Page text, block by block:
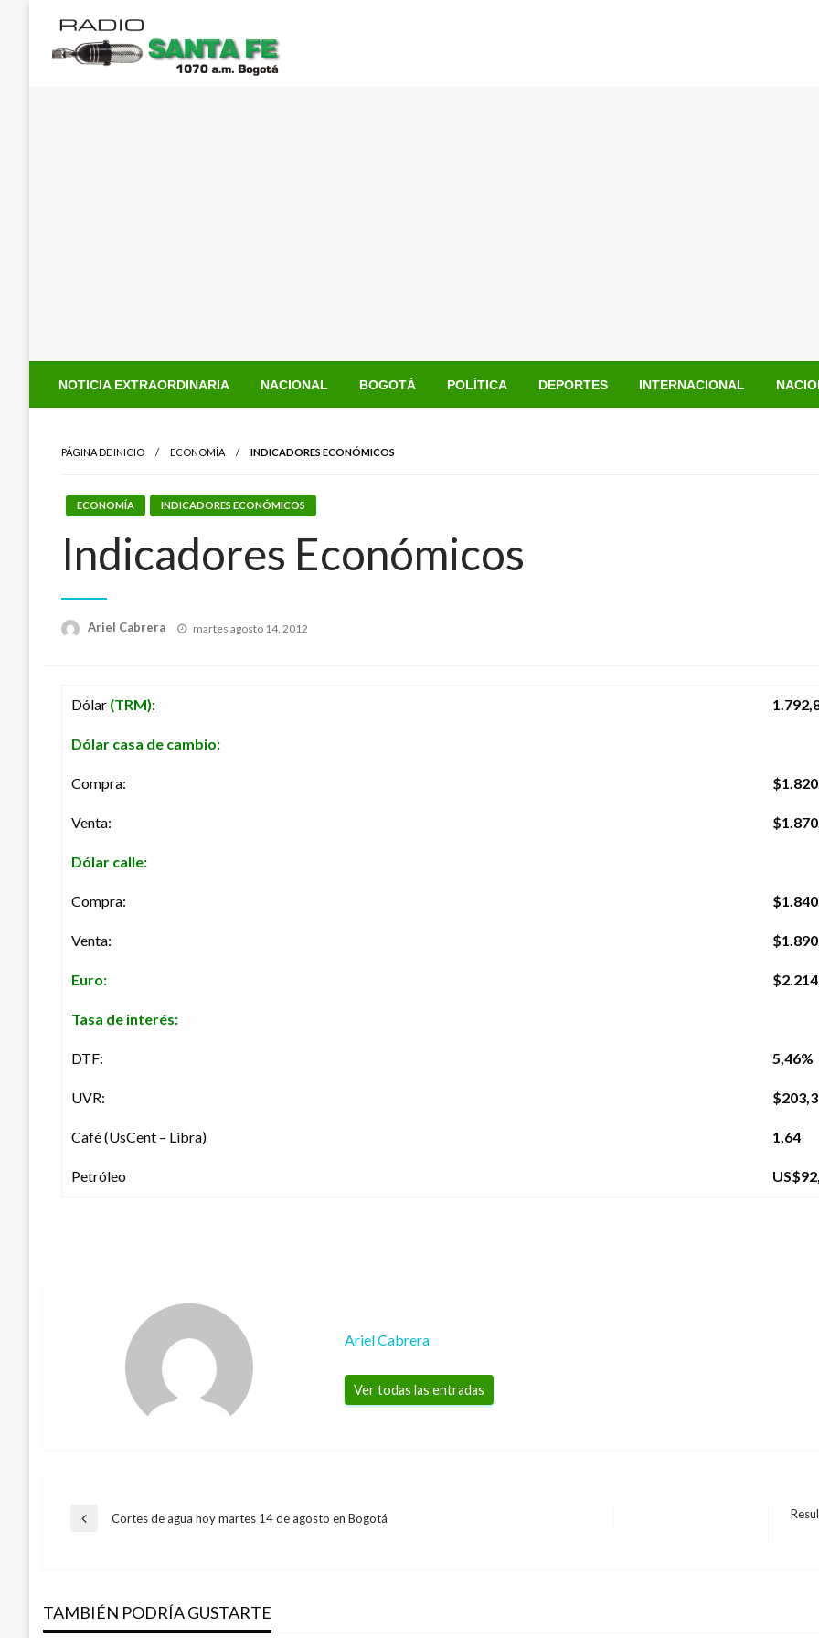
contenido
NOTICIA EXTRAORDINARIA NACIONAL BOGOTÁ POLÍTICA DEPORTES INTERNACIONAL
PÁGINA DE INICIO ECONOMÍA INDICADORES ECONÓMICOS
ECONOMÍA INDICADORES ECONÓMICOS
Indicadores Económicos
Ariel Cabrera
Publicado
martes agosto 14, 2012
Dólar (TRM):
Dólar casa de cambio:
Compra:
Venta:
Dólar calle:
Compra:
Venta:
Euro:
Tasa de interés:
DTF: 5,46%
UVR:
Café (UsCent – Libra) 1,64
Petróleo
Ariel Cabrera
Ver todas las entradas
Navegación
Entrada
Cortes de agua hoy martes 14 de agosto en Bogotá
TAMBIÉN PODRÍA GUSTARTE